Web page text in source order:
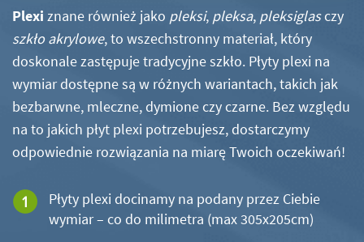
Plexi znane również jako pleksi, pleksa, pleksiglasczy
szkło akrylowe, to wszechstronny materiał, który
doskonale zastępuje tradycyjne szkło. Płyty plexi na
wymiar dostępne są w różnych wariantach, takich jak
bezbarwne, mleczne, dymione czy czarne. Bez względu
na to jakich płyt plexi potrzebujesz, dostarczymy
odpowiednie rozwiązania na miarę Twoich oczekiwań!
Płyty plexi docinamy na podany przez Ciebie
wymiar – co do milimetra (max 305x205cm)